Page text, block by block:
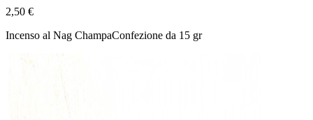
2,50 €
Incenso al Nag ChampaConfezione da 15 gr